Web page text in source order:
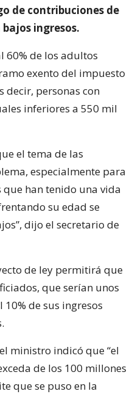
de contribuciones de
ingresos.
60% de los adultos
exento del impuesto
decir, personas con
inferiores a 550 mil
el tema de las
especialmente para
han tenido una vida
su edad se
dijo el secretario de
de ley permitirá que
que serían unos
de sus ingresos
ministro indicó que “el
de los 100 millones
que se puso en la